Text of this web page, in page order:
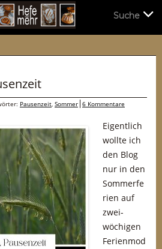
Pausenzeit, Sommer 6 Kommentare
Eigentlich
wollte ich
den Blog
nur in den
Sommerfe
rien auf
zwei-
wöchigen
Ferienmod
Suche
Suche